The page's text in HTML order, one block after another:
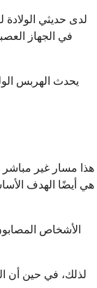
لذلك، في حين أن